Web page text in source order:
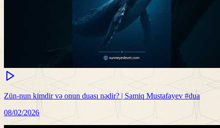
Zün-nun kimdir və onun duası nədir? | Samiq Mustafayev #dua
08/02/2026